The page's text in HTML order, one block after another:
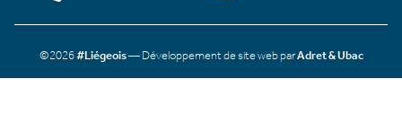
©2026#Liégeois— Développement de site web parAdret & Ubac